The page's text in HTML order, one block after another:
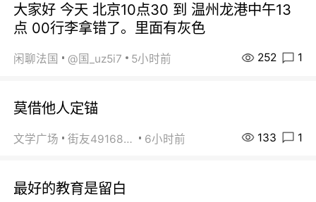
大家好 今天 北京10点30 到 温州龙港中午13
点 00行李拿错了。里面有灰色
闲聊法国 @国_uz5i7 5小时前 252 1
莫借他人定锚
文学广场 街友49168527 6小时前 133 1
最好的教育是留白